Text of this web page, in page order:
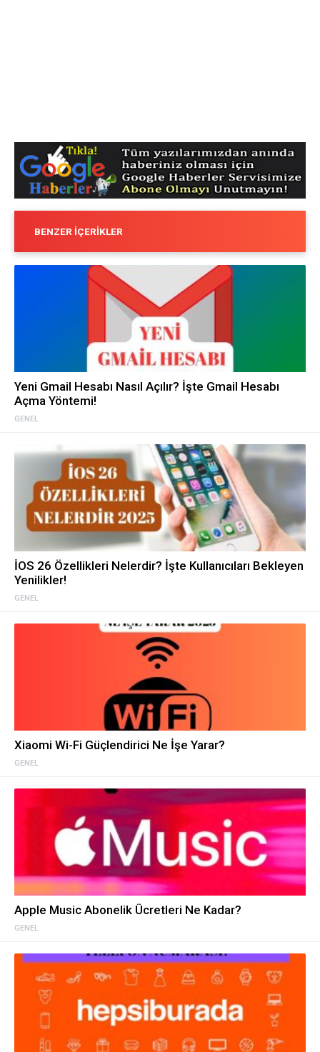
BENZER İÇERIKLER
GENEL
Yeni Gmail Hesabı Nasıl Açılır? İşte Gmail Hesabı
Açma Yöntemi!
GENEL
İOS 26 Özellikleri Nelerdir? İşte Kullanıcıları Bekleyen
Yenilikler!
GENEL
Xiaomi Wi-Fi Güçlendirici Ne İşe Yarar?
GENEL
Apple Music Abonelik Ücretleri Ne Kadar?